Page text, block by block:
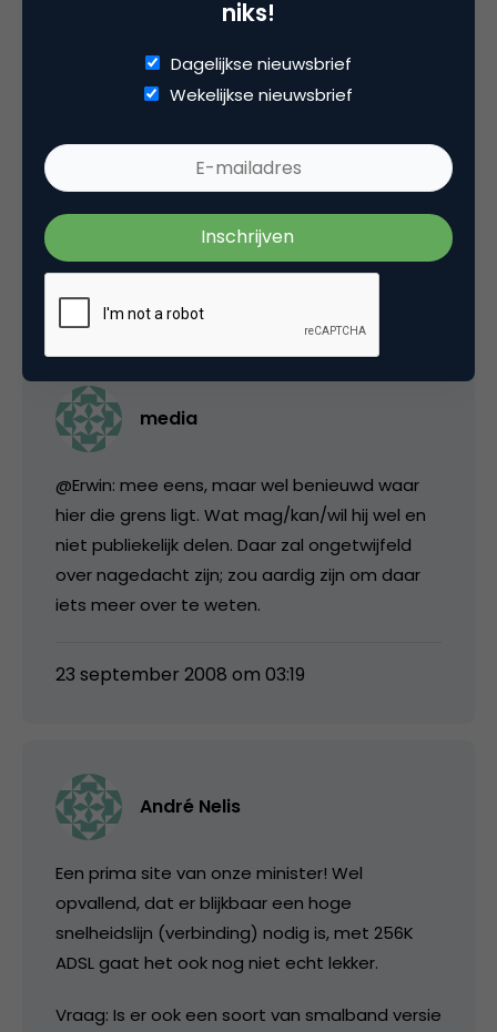
@marco Natuurlijk moet zo’n man zeer
selectief zijn in zijn openheid. Niet zo gek toch?
echt van de baas van Marketingfacts? Ook jij
(en ik) maken selecties in wat we naar buiten
brengen, of naar buiten kunnen brengen.
media
@Erwin: mee eens, maar wel benieuwd waar
hier die grens ligt. Wat mag/kan/wil hij wel en
niet publiekelijk delen. Daar zal ongetwijfeld
over nagedacht zijn; zou aardig zijn om daar
iets meer over te weten.
23 september 2008 om 03:19
André Nelis
Een prima site van onze minister! Wel
opvallend, dat er blijkbaar een hoge
snelheidslijn (verbinding) nodig is, met 256K
ADSL gaat het ook nog niet echt lekker.
Vraag: Is er ook een soort van smalband versie
niks!
Dagelijkse nieuwsbrief
Wekelijkse nieuwsbrief